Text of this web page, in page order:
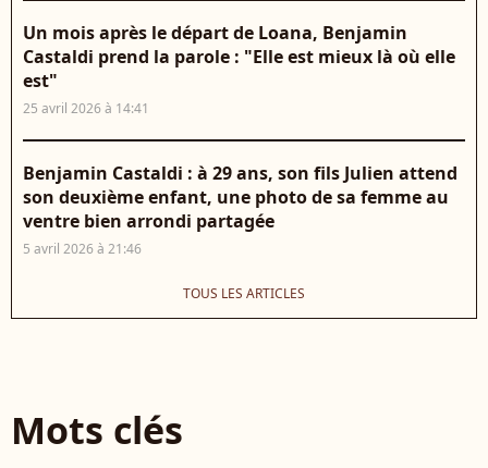
Un mois après le départ de Loana, Benjamin
Castaldi prend la parole : "Elle est mieux là où elle
est"
25 avril 2026 à 14:41
Benjamin Castaldi : à 29 ans, son fils Julien attend
son deuxième enfant, une photo de sa femme au
ventre bien arrondi partagée
5 avril 2026 à 21:46
TOUS LES ARTICLES
Mots clés